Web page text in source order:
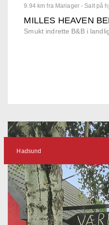
9.94 km fra Mariager - Salt på
MILLES HEAVEN
Smukt indrette B&B i
Hadsund